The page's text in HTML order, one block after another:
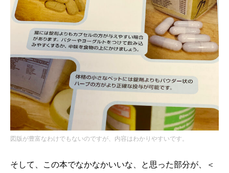
図版が豊富なわけでもないのですが、内容はわかりやすいです。
そして、この本でなかなかいいな、と思った部分が、＜